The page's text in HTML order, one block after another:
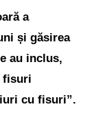
a
și găsirea
au inclus,
fisuri
cu fisuri”.